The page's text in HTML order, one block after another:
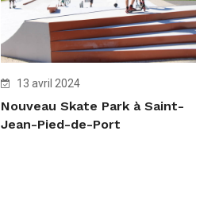
13 avril 2024
Nouveau Skate Park à Saint-
Jean-Pied-de-Port